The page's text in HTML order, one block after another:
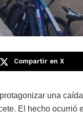
Compartir en X
una caída
El hecho ocurrió